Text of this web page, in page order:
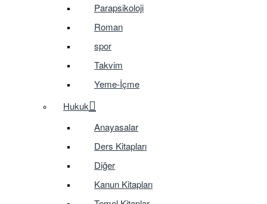
Parapsikoloji
Roman
spor
Takvim
Yeme-İçme
Hukuk
Anayasalar
Ders Kitapları
Diğer
Kanun Kitapları